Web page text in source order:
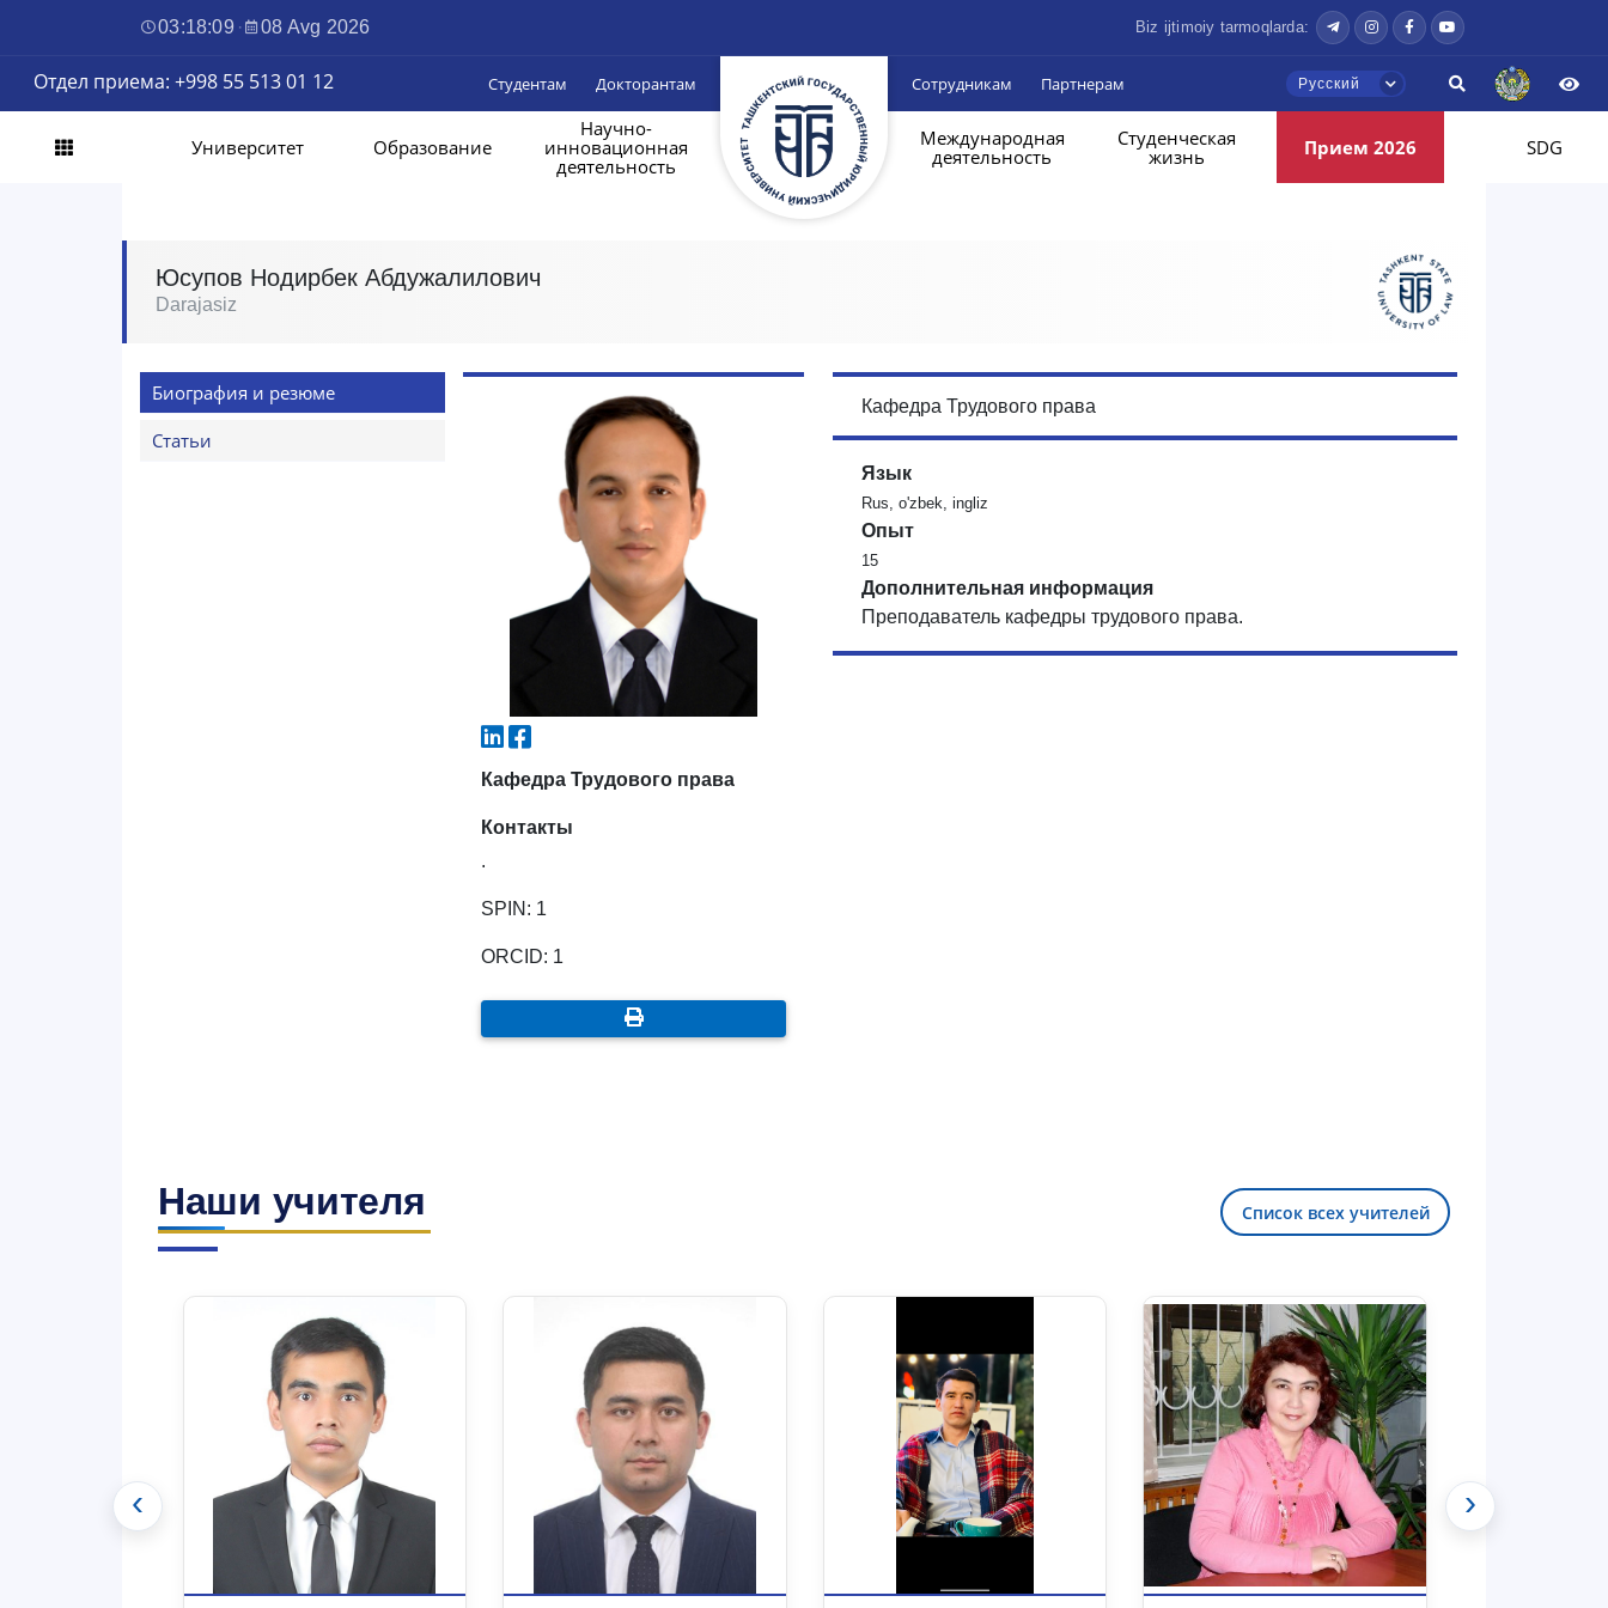
03:18:10 · 08 Avg 2026 Biz ijtimoiy tarmoqlarda:
Отдел приема: +998 55 513 01 12 Студентам Докторантам Сотрудникам Партнерам Русский
Университет Образование
Научно-
инновационная
деятельность
Международная
деятельность
Студенческая
жизнь
Прием 2026 SDG
Юсупов Нодирбек Абдужалилович
Darajasiz
Биография и резюме
Статьи
Кафедра Трудового права
Контакты
.
SPIN: 1
ORCID: 1
Кафедра Трудового права
Язык
Rus, o'zbek, ingliz
Опыт
15
Дополнительная информация
Преподаватель кафедры трудового права.
Наши учителя Список всех учителей
‹ ›
Чат приёмной комиссии ТГЮУ
Онлайн
Здравствуйте! Добро пожаловать в
чат приёмной комиссии ТГЮУ.
Оставляйте здесь свои обращения
по вопросам приёма.
Выберите тему — затем появятся